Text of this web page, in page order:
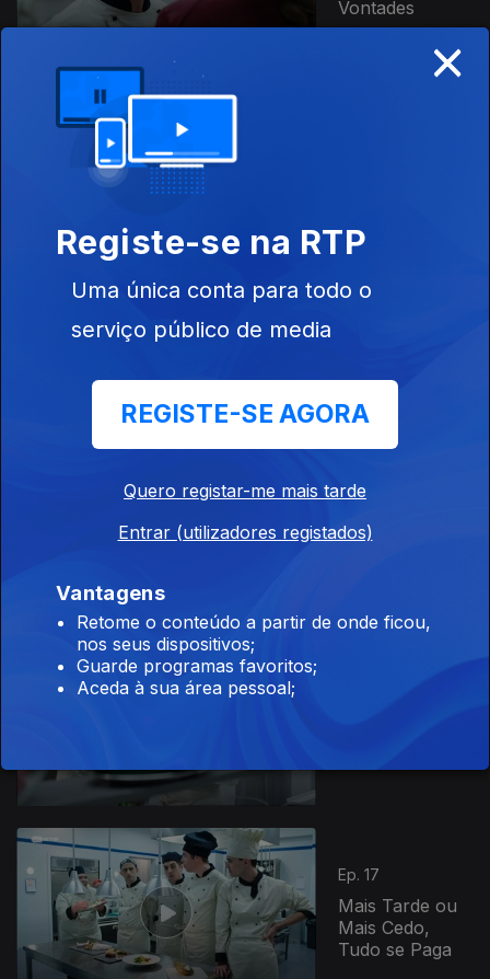
Vontades
Ep. 15
Amigos,
Amigos, Zangas
Ep. 17
Mais Tarde ou
Mais Cedo,
Tudo se Paga
×
Registe-se na RTP
Uma única conta para todo o
serviço público de media
REGISTE-SE AGORA
Quero registar-me mais tarde
Entrar (utilizadores registados)
Vantagens
Retome o conteúdo a partir de onde ficou,
nos seus dispositivos;
Guarde programas favoritos;
Aceda à sua área pessoal;